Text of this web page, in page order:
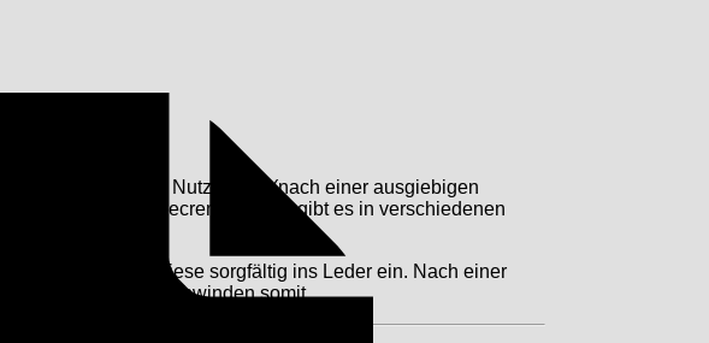
Trick entfernen. Nutzen Sie (nach einer ausgiebigen
Lederpflegecreme. Diese gibt es in verschiedenen
Massieren Sie diese sorgfältig ins Leder ein. Nach einer
Kratzer verschwinden somit.